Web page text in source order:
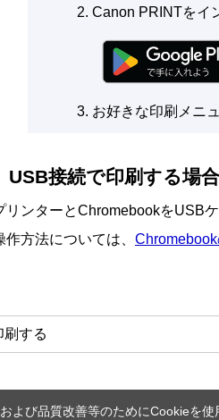
よび品質改善等のためにCookieを
Canon PRINTをイ
お好きな印刷メニ
USB接続で印刷する場合
リンターとChromebookをUSB
作方法については、 Chromebook
刷する